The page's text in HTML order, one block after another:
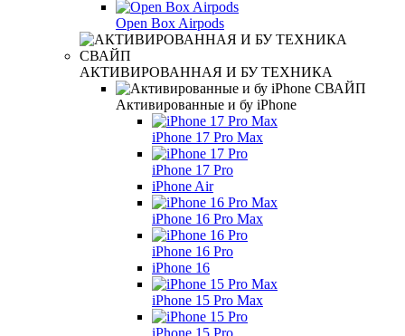
Open Box Airpods
АКТИВИРОВАННАЯ И БУ ТЕХНИКА
Активированные и бу iPhone
iPhone 17 Pro Max
iPhone 17 Pro
iPhone Air
iPhone 16 Pro Max
iPhone 16 Pro
iPhone 16
iPhone 15 Pro Max
iPhone 15 Pro